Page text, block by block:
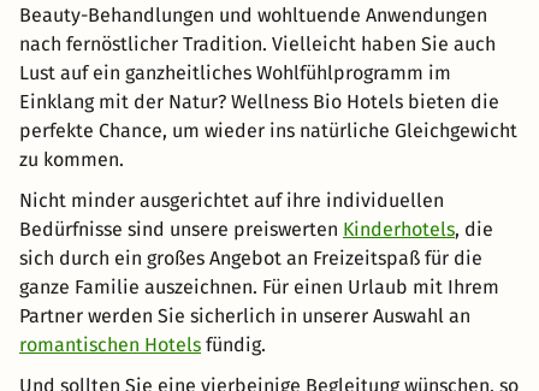
Beauty-Behandlungen und wohltuende Anwendungen
nach fernöstlicher Tradition. Vielleicht haben Sie auch
Lust auf ein ganzheitliches Wohlfühlprogramm im
Einklang mit der Natur? Wellness Bio Hotels bieten die
perfekte Chance, um wieder ins natürliche Gleichgewicht
zu kommen.
Nicht minder ausgerichtet auf ihre individuellen
Bedürfnisse sind unsere preiswerten Kinderhotels, die
sich durch ein großes Angebot an Freizeitspaß für die
ganze Familie auszeichnen. Für einen Urlaub mit Ihrem
Partner werden Sie sicherlich in unserer Auswahl an
romantischen Hotels fündig.
Und sollten Sie eine vierbeinige Begleitung wünschen, so